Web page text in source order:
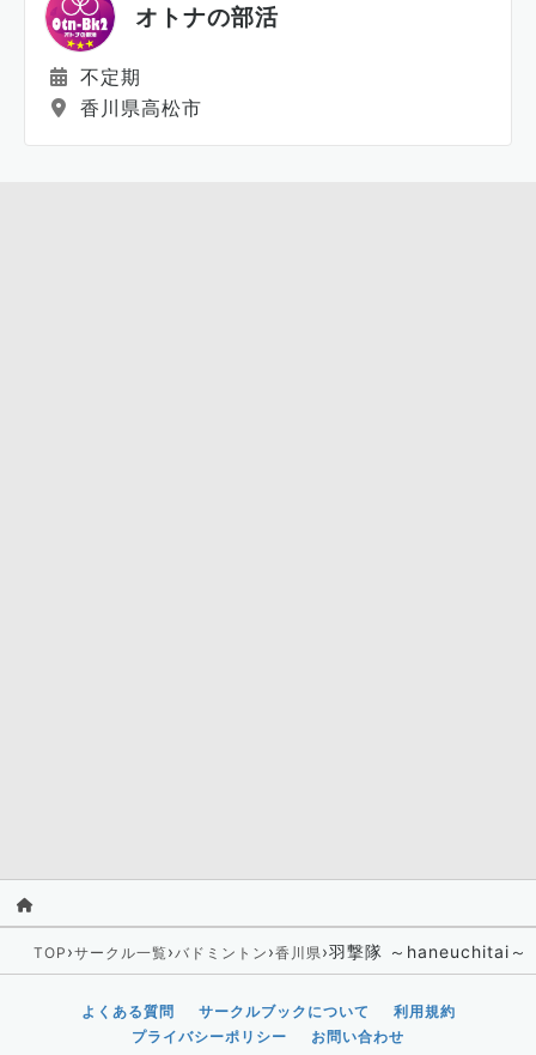
オトナの部活
不定期
香川県高松市
TOP ›サークル一覧›バドミントン ›香川県›羽撃隊 ～haneuchitai～
よくある質問 サークルブックについて
利用規約
プライバシーポリシー
お問い合わせ